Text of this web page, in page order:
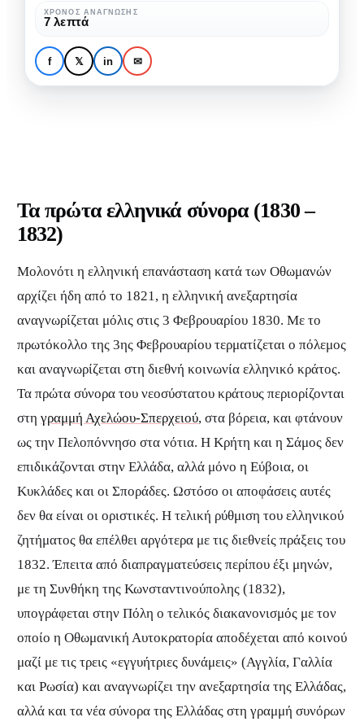
Όλα τα νέα σύνορα της
Ελλάδας από το 1821
της
Ελλάδας
από
το
ΧΡΌΝΟΣ ΑΝΆΓΝΩΣΗΣ
7 λεπτά
f 𝕏 in ✉
Τα πρώτα ελληνικά σύνορα (1830 –
1832)
Μολονότι η ελληνική επανάσταση κατά των Οθωμανών
αρχίζει ήδη από το 1821, η ελληνική ανεξαρτησία
αναγνωρίζεται μόλις στις 3 Φεβρουαρίου 1830. Με το
πρωτόκολλο της 3ης Φεβρουαρίου τερματίζεται ο πόλεμος
και αναγνωρίζεται στη διεθνή κοινωνία ελληνικό κράτος.
Τα πρώτα σύνορα του νεοσύστατου κράτους περιορίζονται
στη γραμμή Αχελώου-Σπερχειού, στα βόρεια, και φτάνουν
ως την Πελοπόννησο στα νότια. Η Κρήτη και η Σάμος δεν
επιδικάζονται στην Ελλάδα, αλλά μόνο η Εύβοια, οι
Κυκλάδες και οι Σποράδες. Ωστόσο οι αποφάσεις αυτές
δεν θα είναι οι οριστικές. H τελική ρύθμιση του ελληνικού
ζητήματος θα επέλθει αργότερα με τις διεθνείς πράξεις του
1832. Έπειτα από διαπραγματεύσεις περίπου έξι μηνών,
με τη Συνθήκη της Κωνσταντινούπολης (1832),
υπογράφεται στην Πόλη ο τελικός διακανονισμός με τον
οποίο η Οθωμανική Αυτοκρατορία αποδέχεται από κοινού
μαζί με τις τρεις «εγγυήτριες δυνάμεις» (Αγγλία, Γαλλία
και Ρωσία) και αναγνωρίζει την ανεξαρτησία της Ελλάδας,
αλλά και τα νέα σύνορα της Ελλάδας στη γραμμή συνόρων